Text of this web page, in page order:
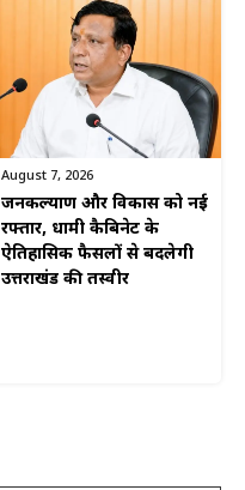
August 7, 2026
जनकल्याण और विकास को नई
रफ्तार, धामी कैबिनेट के
ऐतिहासिक फैसलों से बदलेगी
उत्तराखंड की तस्वीर